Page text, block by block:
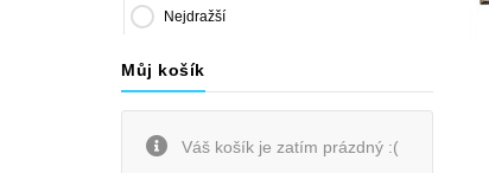
Nejdražší
Můj košík
Váš košík je zatím prázdný :(